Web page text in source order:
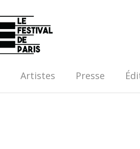
Artistes Presse